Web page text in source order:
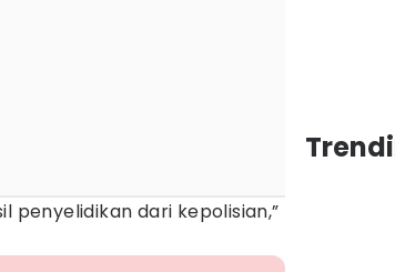
penyelidikan dari kepolisian,”